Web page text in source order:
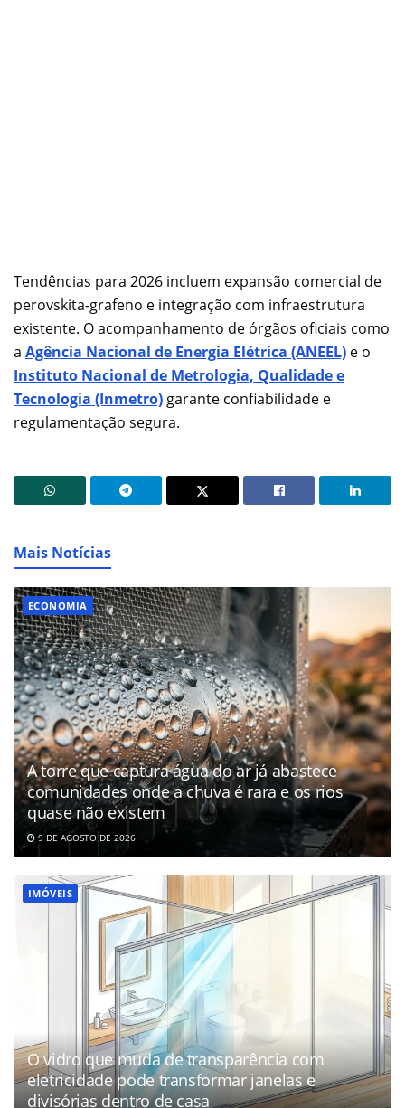
Tendências para 2026 incluem expansão comercial de
perovskita-grafeno e integração com infraestrutura
existente. O acompanhamento de órgãos oficiais como
a Agência Nacional de Energia Elétrica (ANEEL) e o
Instituto Nacional de Metrologia, Qualidade e
Tecnologia (Inmetro) garante confiabilidade e
regulamentação segura.
Mais Notícias
ECONOMIA
A torre que captura água do ar já abastece
comunidades onde a chuva é rara e os rios
quase não existem
9 DE AGOSTO DE 2026
IMÓVEIS
O vidro que muda de transparência com
eletricidade pode transformar janelas e
divisórias dentro de casa